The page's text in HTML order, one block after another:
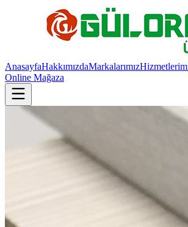
AnasayfaHakkımızdaMarkalarımız
Online Mağaza